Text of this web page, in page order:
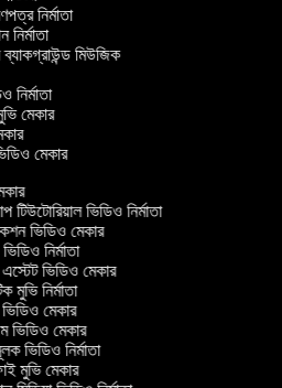
নির্মাতা
নির্মাতা
ব্যাকগ্রাউন্ড মিউজিক
নির্মাতা
মেকার
মেকার
ভিডিও নির্মাতা
ভিডিও মেকার
নির্মাতা
ভিডিও মেকার
মুভি নির্মাতা
মেকার
ভিডিও মেকার
ভিডিও নির্মাতা
মুভি মেকার